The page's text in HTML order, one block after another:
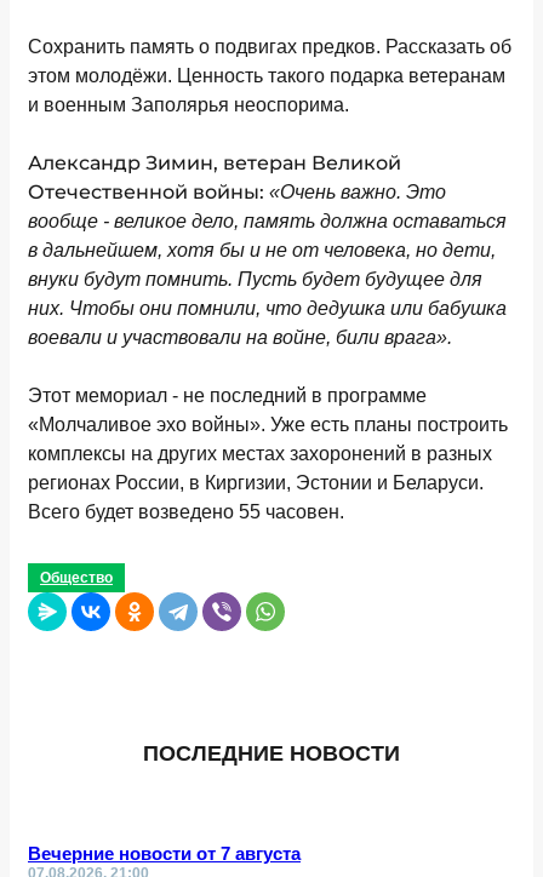
Сохранить память о подвигах предков. Рассказать об
этом молодёжи. Ценность такого подарка ветеранам
и военным Заполярья неоспорима.
Александр Зимин, ветеран Великой
Отечественной войны: «Очень важно. Это
вообще - великое дело, память должна оставаться
в дальнейшем, хотя бы и не от человека, но дети,
внуки будут помнить. Пусть будет будущее для
них. Чтобы они помнили, что дедушка или бабушка
воевали и участвовали на войне, били врага».
Этот мемориал - не последний в программе
«Молчаливое эхо войны». Уже есть планы построить
комплексы на других местах захоронений в разных
регионах России, в Киргизии, Эстонии и Беларуси.
Всего будет возведено 55 часовен.
Общество
ПОСЛЕДНИЕ НОВОСТИ
Вечерние новости от 7 августа
07.08.2026, 21:00